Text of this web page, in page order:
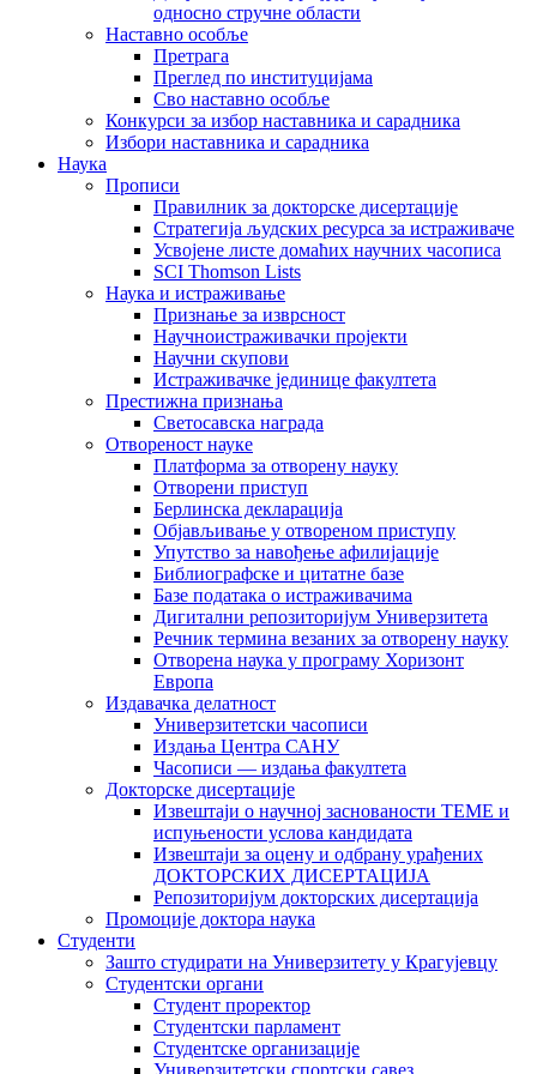
односно стручне области
Наставно особље
Претрага
Преглед по институцијама
Сво наставно особље
Конкурси за избор наставника и сарадника
Избори наставника и сарадника
Наука
Прописи
Правилник за докторске дисертације
Стратегија људских ресурса за истраживаче
Усвојене листе домаћих научних часописа
SCI Thomson Lists
Наука и истраживање
Признање за изврсност
Научноистраживачки пројекти
Научни скупови
Истраживачке јединице факултета
Престижна признања
Светосавска награда
Отвореност науке
Платформа за отворену науку
Отворени приступ
Берлинска декларација
Објављивање у отвореном приступу
Упутство за навођење афилијације
Библиографске и цитатне базе
Базе података о истраживачима
Дигитални репозиторијум Универзитета
Рeчник термина везаних за отворену науку
Отворена наука у програму Хоризонт
Европа
Издавачка делатност
Универзитетски часописи
Издања Центра САНУ
Часописи — издања факултета
Докторске дисертације
Извештаји о научној заснованости ТЕМЕ и
испуњености услова кандидата
Извештаји за оцену и одбрану урађених
ДОКТОРСКИХ ДИСЕРТАЦИЈА
Репозиторијум докторских дисертација
Промоције доктора наука
Студенти
Зашто студирати на Универзитету у Крагујевцу
Студентски органи
Студент проректор
Студентски парламент
Студентске организације
Универзитетски спортски савез